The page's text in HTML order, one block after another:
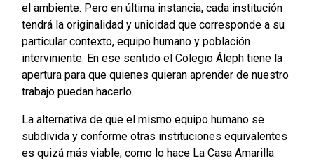
el ambiente. Pero en última instancia, cada institución
tendrá la originalidad y unicidad que corresponde a su
particular contexto, equipo humano y población
interviniente. En ese sentido el Colegio Áleph tiene la
apertura para que quienes quieran aprender de nuestro
trabajo puedan hacerlo.
La alternativa de que el mismo equipo humano se
subdivida y conforme otras instituciones equivalentes
es quizá más viable, como lo hace La Casa Amarilla